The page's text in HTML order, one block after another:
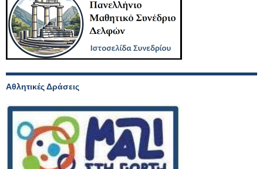
Αθλητικές Δράσεις